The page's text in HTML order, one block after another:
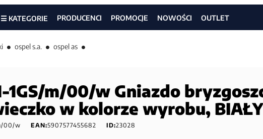
☰ KATEGORIE PRODUCENCI PROMOCJE NOWOŚCI OUTLET
ospel s.a. ospel as
1GS/m/00/w Gniazdo
w kolorze wyrobu, BIAŁY
00/w EAN:5907577455682 ID:23028